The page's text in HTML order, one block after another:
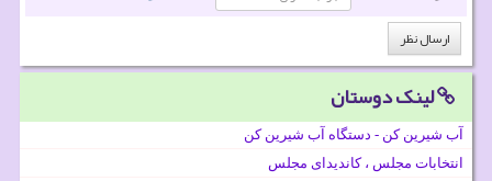
لینک دوستان
آب شیرین کن - دستگاه آب شیرین کن
انتخابات مجلس ، کاندیدای مجلس